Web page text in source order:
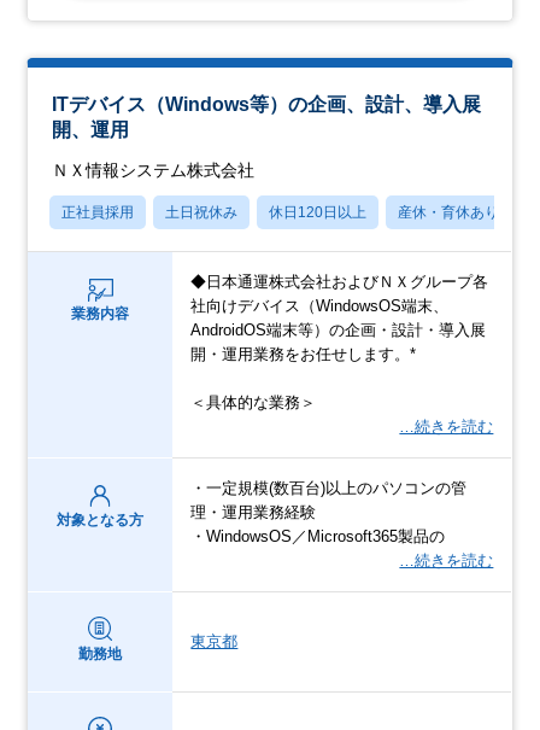
ITデバイス（Windows等）の企画、設計、導入展
開、運用
ＮＸ情報システム株式会社
正社員採用 土日祝休み 休日120日以上 産休・育休あり
業務内容
◆日本通運株式会社およびＮＸグループ各
社向けデバイス（WindowsOS端末、
AndroidOS端末等）の企画・設計・導入展
開・運用業務をお任せします。*
＜具体的な業務＞
…続きを読む
対象となる方
・一定規模(数百台)以上のパソコンの管
理・運用業務経験
・WindowsOS／Microsoft365製品の
…続きを読む
勤務地
東京都